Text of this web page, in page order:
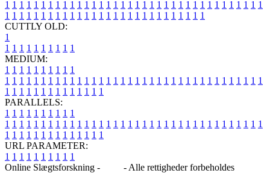
1 1 1 1 1 1 1 1 1 1 1 1 1 1 1 1 1 1 1 1 1 1 1 1 1 1 1 1 1 1 1 1 1 1 1 1
1 1 1 1 1 1 1 1 1 1 1 1 1 1 1 1 1 1 1 1 1 1 1 1 1 1 1 1
CUTTLY OLD:
1
1 1 1 1 1 1 1 1 1 1
MEDIUM:
1 1 1 1 1 1 1 1 1 1
1 1 1 1 1 1 1 1 1 1 1 1 1 1 1 1 1 1 1 1 1 1 1 1 1 1 1 1 1 1 1 1 1 1 1 1
1 1 1 1 1 1 1 1 1 1 1 1 1 1
PARALLELS:
1 1 1 1 1 1 1 1 1 1
1 1 1 1 1 1 1 1 1 1 1 1 1 1 1 1 1 1 1 1 1 1 1 1 1 1 1 1 1 1 1 1 1 1 1 1
1 1 1 1 1 1 1 1 1 1 1 1 1 1
URL PARAMETER:
1 1 1 1 1 1 1 1 1 1
Online Slægtsforskning -
- Alle rettigheder forbeholdes